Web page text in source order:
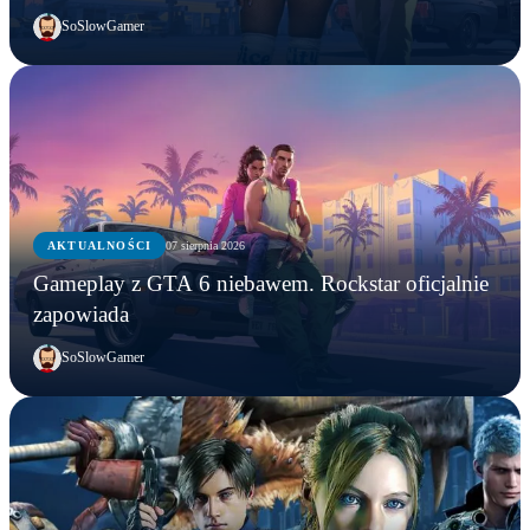
SoSlowGamer
AKTUALNOŚCI 07 sierpnia 2026
Gameplay z GTA 6 niebawem. Rockstar oficjalnie
zapowiada
SoSlowGamer